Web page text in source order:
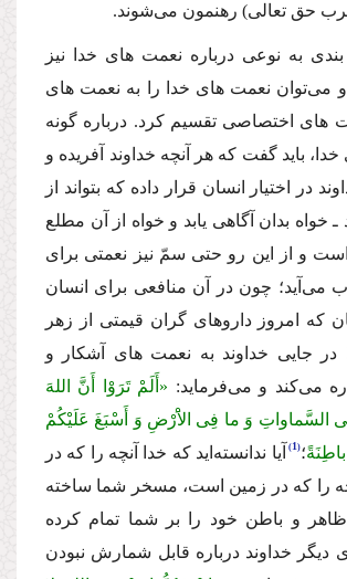
حق تعالى) رهنمون مى‌شوند.
بندى به نوعى درباره نعمت هاى خدا نیز
و مى‌توان نعمت هاى خدا را به نعمت هاى
هاى اختصاصى تقسیم كرد. درباره گونه
باید گفت كه هر آنچه خداوند آفریده و
در اختیار انسان قرار داده كه بتواند از
ـ خواه بدان آگاهى یابد و خواه از آن مطلع
و از این رو حتى سمّ نیز نعمتى براى
مى‌آید؛ چون در آن منافعى براى انسان
كه امروز داروهاى گران قیمتى از زهر
در جایى خداوند به نعمت هاى آشكار و
مى‌كند و مى‌فرماید: «أَلَمْ تَرَوْا أَنَّ اللهَ
السَّماواتِ وَ ما فِی الاَْرْضِ وَ أَسْبَغَ عَلَیْكُمْ
؛ 1
آیا ندانسته‌اید كه خدا آنچه را كه در
را كه در زمین است، مسخر شما ساخته
و باطن خود را بر شما تمام كرده
دیگر خداوند درباره قابل شمارش نبودن